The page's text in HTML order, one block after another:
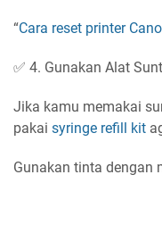
“Cara reset printer
✅ 4. Gunakan Alat
Jika kamu memakai
pakai syringe refill kit
Gunakan tinta dengan